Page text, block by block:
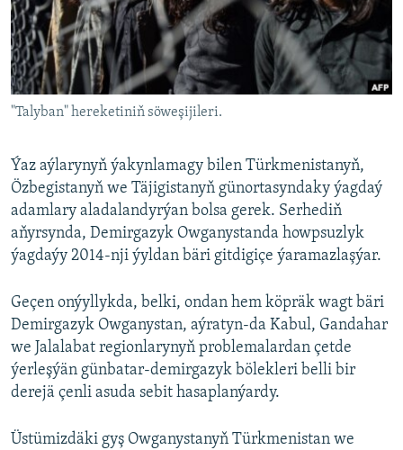
"Talyban" hereketiniň söweşijileri.
Ýaz aýlarynyň ýakynlamagy bilen Türkmenistanyň,
Özbegistanyň we Täjigistanyň günortasyndaky ýagdaý
adamlary aladalandyrýan bolsa gerek. Serhediň
aňyrsynda, Demirgazyk Owganystanda howpsuzlyk
ýagdaýy 2014-nji ýyldan bäri gitdigiçe ýaramazlaşýar.
Geçen onýyllykda, belki, ondan hem köpräk wagt bäri
Demirgazyk Owganystan, aýratyn-da Kabul, Gandahar
we Jalalabat regionlarynyň problemalardan çetde
ýerleşýän günbatar-demirgazyk bölekleri belli bir
derejä çenli asuda sebit hasaplanýardy.
Üstümizdäki gyş Owganystanyň Türkmenistan we